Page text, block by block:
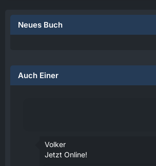
Neues Buch
Auch Einer
Volker
Jetzt Online!